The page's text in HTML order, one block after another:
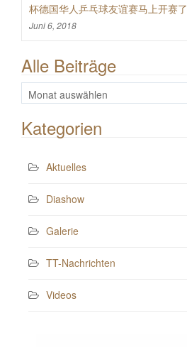
杯德国华人乒乓球友谊赛马上开赛了
Juni 6, 2018
Alle Beiträge
Alle
Beiträge
Kategorien
Aktuelles
Diashow
Galerie
TT-Nachrichten
Videos